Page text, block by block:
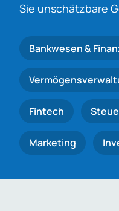
Sie unschätzbare
Bankwesen &
Fintech
Marketing